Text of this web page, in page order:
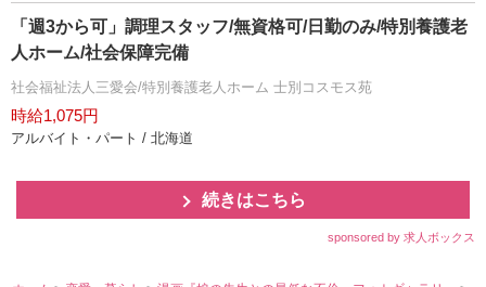
「週3から可」調理スタッフ/無資格可/日勤のみ/特別養護老
人ホーム/社会保障完備
社会福祉法人三愛会/特別養護老人ホーム 士別コスモス苑
時給1,075円
アルバイト・パート / 北海道
続きはこちら
sponsored by 求人ボックス